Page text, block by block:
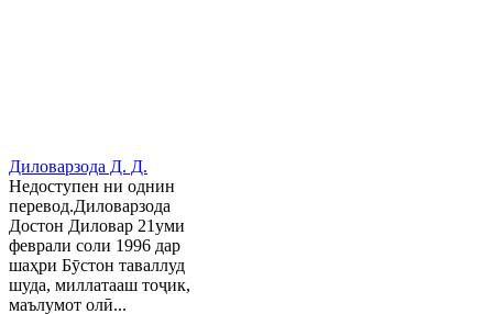
Диловарзода Д. Д.
Недоступен ни однин
перевод.Диловарзода
Достон Диловар 21уми
феврали соли 1996 дар
шаҳри Бӯстон таваллуд
шуда, миллатааш тоҷик,
маълумот олӣ...